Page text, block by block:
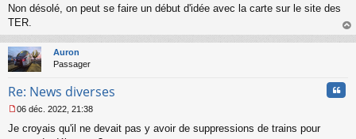
n
u
Non désolé, on peut se faire un début d'idée avec la carte sur le site des
TER.
au
Auron
Passager
Re: News diverses
e
06 déc. 2022, 21:38
Je croyais qu'il ne devait pas y avoir de suppressions de trains pour